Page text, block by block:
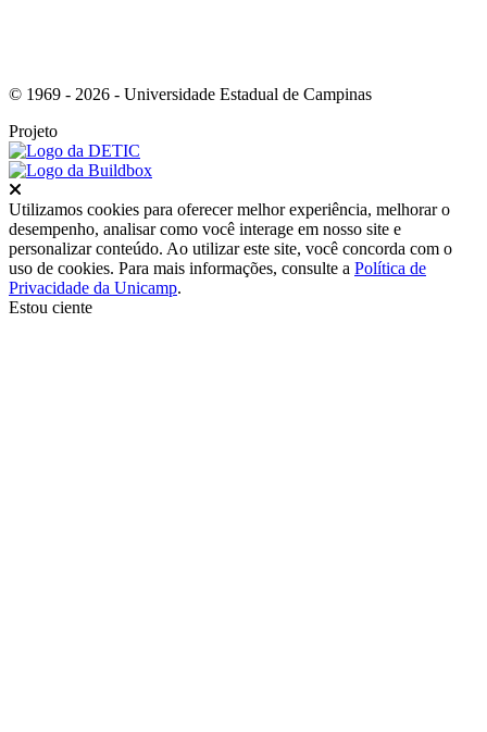
© 1969 - 2026 - Universidade Estadual de Campinas
Projeto
Utilizamos cookies para oferecer melhor experiência, melhorar o
desempenho, analisar como você interage em nosso site e
personalizar conteúdo. Ao utilizar este site, você concorda com o
uso de cookies. Para mais informações, consulte a Política de
Privacidade da Unicamp.
Estou ciente